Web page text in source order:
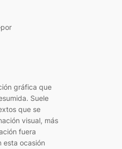
por
gráfica que
Suele
que se
visual, más
fuera
esta ocasión